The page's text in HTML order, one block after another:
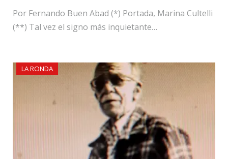
Por Fernando Buen Abad (*) Portada, Marina Cultelli
(**) Tal vez el signo más inquietante…
LA RONDA